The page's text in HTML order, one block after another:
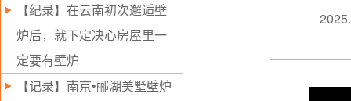
【纪录】在云南初次邂逅壁
炉后，就下定决心房屋里一
定要有壁炉
【记录】南京•郦湖美墅壁炉